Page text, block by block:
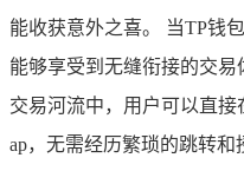
能收获意外之喜。 当TP钱
能够享受到无缝衔接的交
交易河流中，用户可以直接
ap，无需经历繁琐的跳转